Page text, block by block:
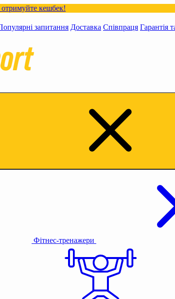
запитання Доставка Співпраця Гарантія
Фітнес-тренажери